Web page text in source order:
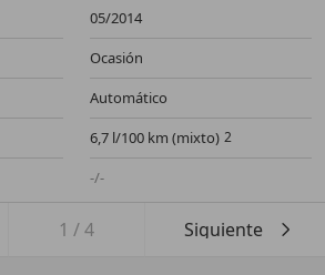
05/2014
Ocasión
Automático
6,7 l/100 km (mixto)
-/-
1 /4 Siguiente